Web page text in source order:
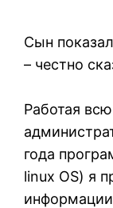
Сын
– честно
Работая
года
linux OS) я
информации